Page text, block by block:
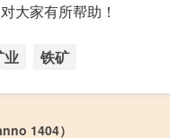
大家有所帮助！
业 铁矿
1404）